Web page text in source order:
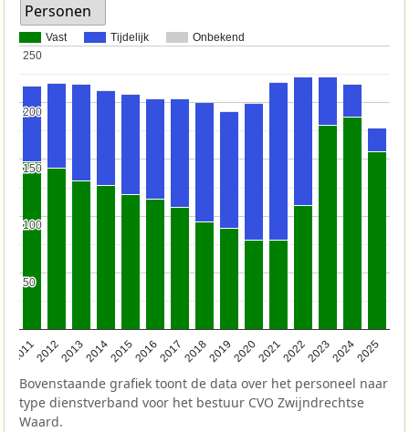
Personen
Vast Tijdelijk Onbekend
201120122013201420152016201720182019202020212022202320242025
50
50
100
100
150
150
200
200
250
250
Bovenstaande grafiek toont de data over het personeel naar
type dienstverband voor het bestuur CVO Zwijndrechtse
Waard.